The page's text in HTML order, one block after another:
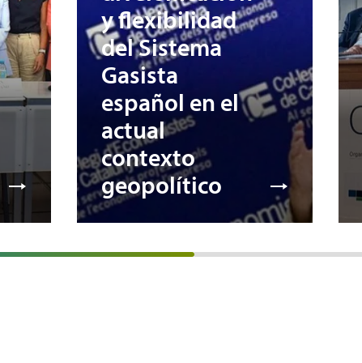
y flexibilidad
del Sistema
Gasista
español en el
actual
contexto
geopolítico